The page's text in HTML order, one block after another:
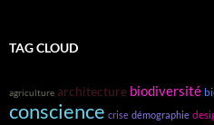
TAG CLOUD
agriculture architecture biodiversité
conscience crise démographie